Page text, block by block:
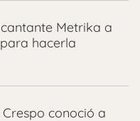
Metrika a
hacerla
Crespo conoció a